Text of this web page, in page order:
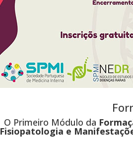
O Primeiro Módulo da
Fisiopatologia e